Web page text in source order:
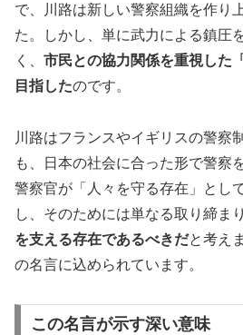
で、川路は新しい警察組織を作り
た。しかし、単に武力による鎮圧
く、 市民との協力関係を重視した
目指したのです。
川路はフランスやイギリスの警察
も、日本の社会に合った形で警察
警察官が「人々を守る存在」とし
し、そのためには単なる取り締ま
を支える存在であるべきだと考え
の名言に込められています。
この名言が示す深い意味